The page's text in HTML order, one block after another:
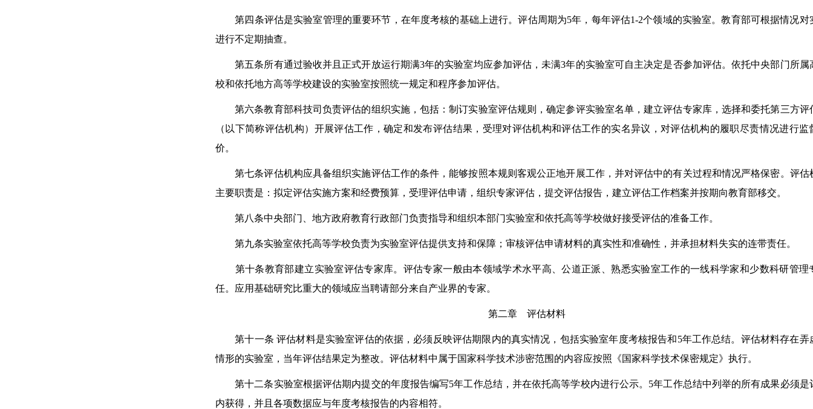
第四条评估是实验室管理的重要环节，在年度考核的基础上进行。评估周期为5年，每年评估1-2个领域的实验室。教育部可根据情况对
进行不定期抽查。
第五条所有通过验收并且正式开放运行期满3年的实验室均应参加评估，未满3年的实验室可自主决定是否参加评估。依托中央部门所属
校和依托地方高等学校建设的实验室按照统一规定和程序参加评估。
第六条教育部科技司负责评估的组织实施，包括：制订实验室评估规则，确定参评实验室名单，建立评估专家库，选择和委托第三方评
（以下简称评估机构）开展评估工作，确定和发布评估结果，受理对评估机构和评估工作的实名异议，对评估机构的履职尽责情况进行监
价。
第七条评估机构应具备组织实施评估工作的条件，能够按照本规则客观公正地开展工作，并对评估中的有关过程和情况严格保密。评估
主要职责是：拟定评估实施方案和经费预算，受理评估申请，组织专家评估，提交评估报告，建立评估工作档案并按期向教育部移交。
第八条中央部门、地方政府教育行政部门负责指导和组织本部门实验室和依托高等学校做好接受评估的准备工作。
第九条实验室依托高等学校负责为实验室评估提供支持和保障；审核评估申请材料的真实性和准确性，并承担材料失实的连带责任。
第十条教育部建立实验室评估专家库。评估专家一般由本领域学术水平高、公道正派、熟悉实验室工作的一线科学家和少数科研管理
任。应用基础研究比重大的领域应当聘请部分来自产业界的专家。
第二章 评估材料
第十一条 评估材料是实验室评估的依据，必须反映评估期限内的真实情况，包括实验室年度考核报告和5年工作总结。评估材料存在弄
情形的实验室，当年评估结果定为整改。评估材料中属于国家科学技术涉密范围的内容应按照《国家科学技术保密规定》执行。
第十二条实验室根据评估期内提交的年度报告编写5年工作总结，并在依托高等学校内进行公示。5年工作总结中列举的所有成果必须是
内获得，并且各项数据应与年度考核报告的内容相符。